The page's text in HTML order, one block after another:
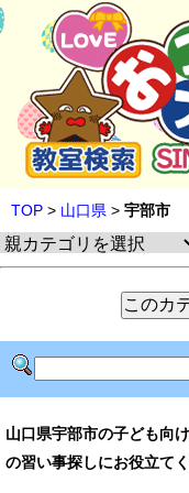
TOP > 山口県 > 宇部市
山口県宇部市の子ども向
の習い事探しにお役立て